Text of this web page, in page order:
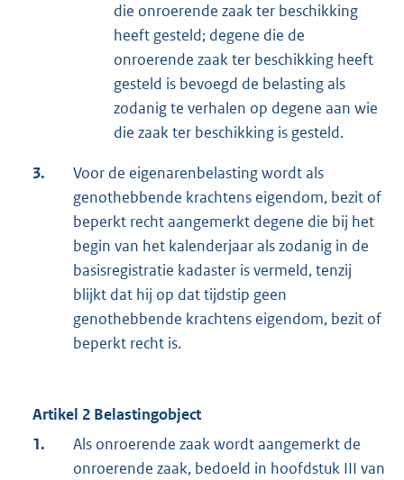
die onroerende zaak ter beschikking
heeft gesteld; degene die de
onroerende zaak ter beschikking heeft
gesteld is bevoegd de belasting als
zodanig te verhalen op degene aan wie
die zaak ter beschikking is gesteld.
3.
Voor de eigenarenbelasting wordt als
genothebbende krachtens eigendom, bezit of
beperkt recht aangemerkt degene die bij het
begin van het kalenderjaar als zodanig in de
basisregistratie kadaster is vermeld, tenzij
blijkt dat hij op dat tijdstip geen
genothebbende krachtens eigendom, bezit of
beperkt recht is.
Artikel 2 Belastingobject
1.
Als onroerende zaak wordt aangemerkt de
onroerende zaak, bedoeld in hoofdstuk III van